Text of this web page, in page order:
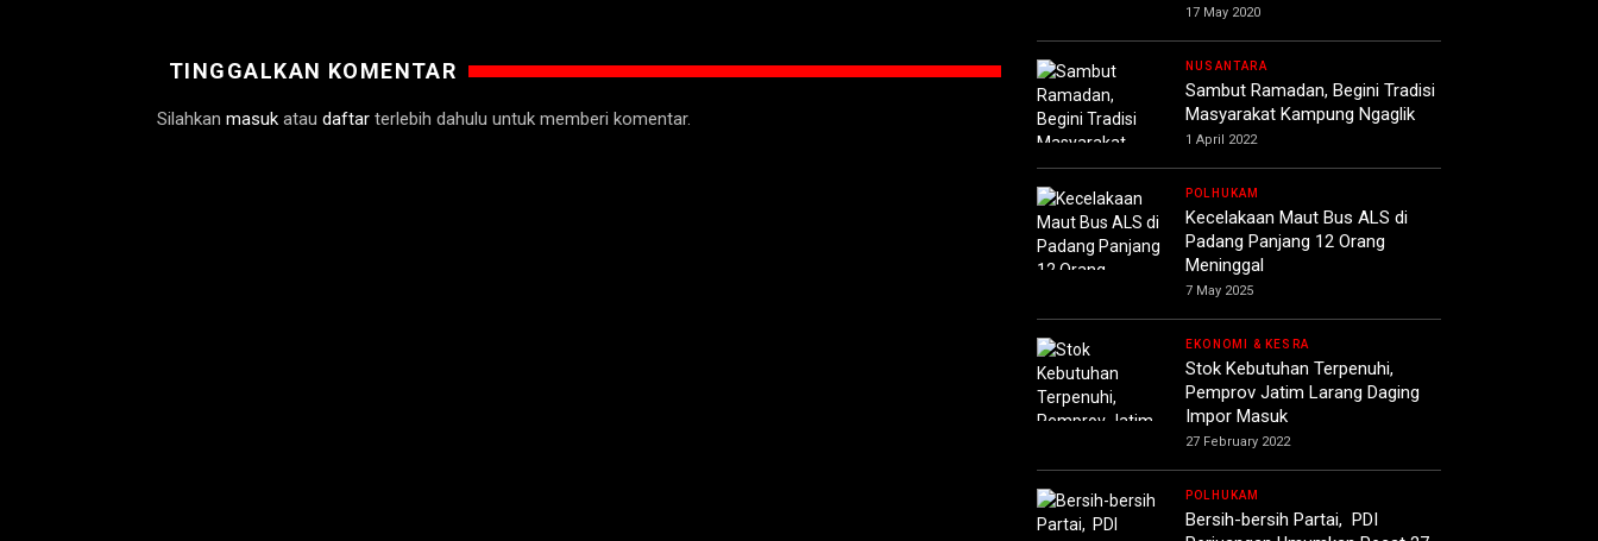
TINGGALKAN KOMENTAR
Silahkan masuk atau daftar terlebih dahulu untuk memberi komentar.
17 May 2020
NUSANTARA
Sambut Ramadan, Begini Tradisi
Masyarakat Kampung Ngaglik
1 April 2022
POLHUKAM
Kecelakaan Maut Bus ALS di
Padang Panjang 12 Orang
Meninggal
7 May 2025
EKONOMI & KESRA
Stok Kebutuhan Terpenuhi,
Pemprov Jatim Larang Daging
Impor Masuk
27 February 2022
POLHUKAM
Bersih-bersih Partai, PDI